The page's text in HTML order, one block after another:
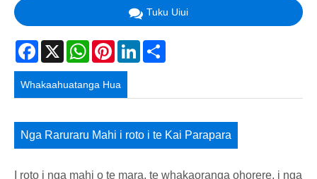
Tuku Uiui
Facebook
X WhatsAppPinterestLinkedIn
Whakaahuatanga Hua
Nga Raruraru Mahi i roto i te Kai Parapara
I roto i nga mahi o te mara, te whakaoranga ohorere, i nga